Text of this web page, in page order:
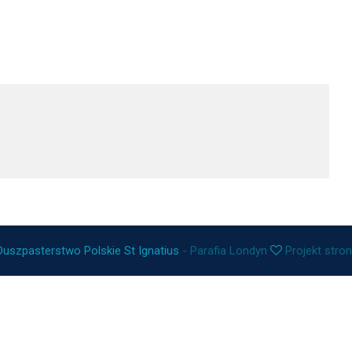
Polskie St Ignatius - Parafia Londyn Projekt